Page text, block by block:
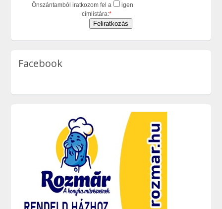
Önszántamból iratkozom fel a
címlistára:*
igen
Facebook